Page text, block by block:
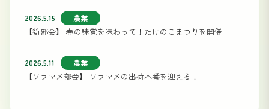
2026.5.15 農業
【筍部会】 春の味覚を味わって！たけのこまつりを開催
2026.5.11 農業
【ソラマメ部会】 ソラマメの出荷本番を迎える！